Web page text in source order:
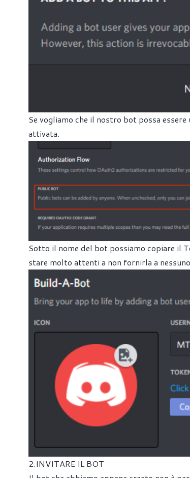
Se vogliamo che il nostro bot possa essere
attivata.
Sotto il nome del bot possiamo copiare il
stare molto attenti a non fornirla a
2.INVITARE IL BOT